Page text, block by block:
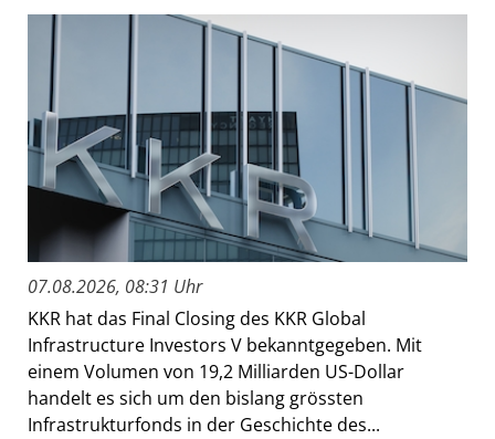
07.08.2026, 08:31 Uhr
KKR hat das Final Closing des KKR Global
Infrastructure Investors V bekanntgegeben. Mit
einem Volumen von 19,2 Milliarden US-Dollar
handelt es sich um den bislang grössten
Infrastrukturfonds in der Geschichte des...